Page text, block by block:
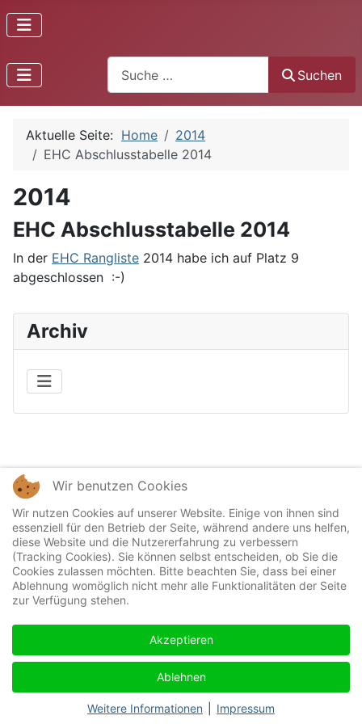
Suchen
Archiv
Aktuelle Seite: Home
2014
EHC Abschlusstabelle 2014
2014
EHC Abschlusstabelle 2014
In der EHC Rangliste 2014 habe ich auf Platz 9
abgeschlossen :-)
Wir benutzen Cookies
Wir nutzen Cookies auf unserer Website. Einige von ihnen sind
essenziell für den Betrieb der Seite, während andere uns helfen,
diese Website und die Nutzererfahrung zu verbessern
(Tracking Cookies). Sie können selbst entscheiden, ob Sie die
Cookies zulassen möchten. Bitte beachten Sie, dass bei einer
Ablehnung womöglich nicht mehr alle Funktionalitäten der Seite
zur Verfügung stehen.
Akzeptieren
Ablehnen
Weitere Informationen Impressum